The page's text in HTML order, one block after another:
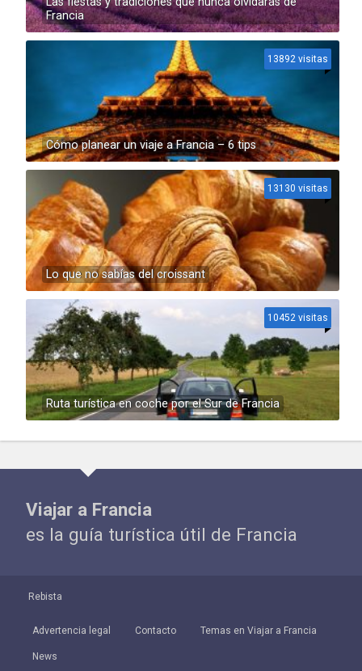
Francia
Cómo planear un viaje a Francia – 6 tips
13892 visitas
Lo que no sabías del croissant
13130 visitas
Ruta turística en coche por el Sur de Francia
10452 visitas
Viajar a Francia
es la guía turística útil de Francia
Rebista
Advertencia legal Contacto Temas en Viajar a Francia
News